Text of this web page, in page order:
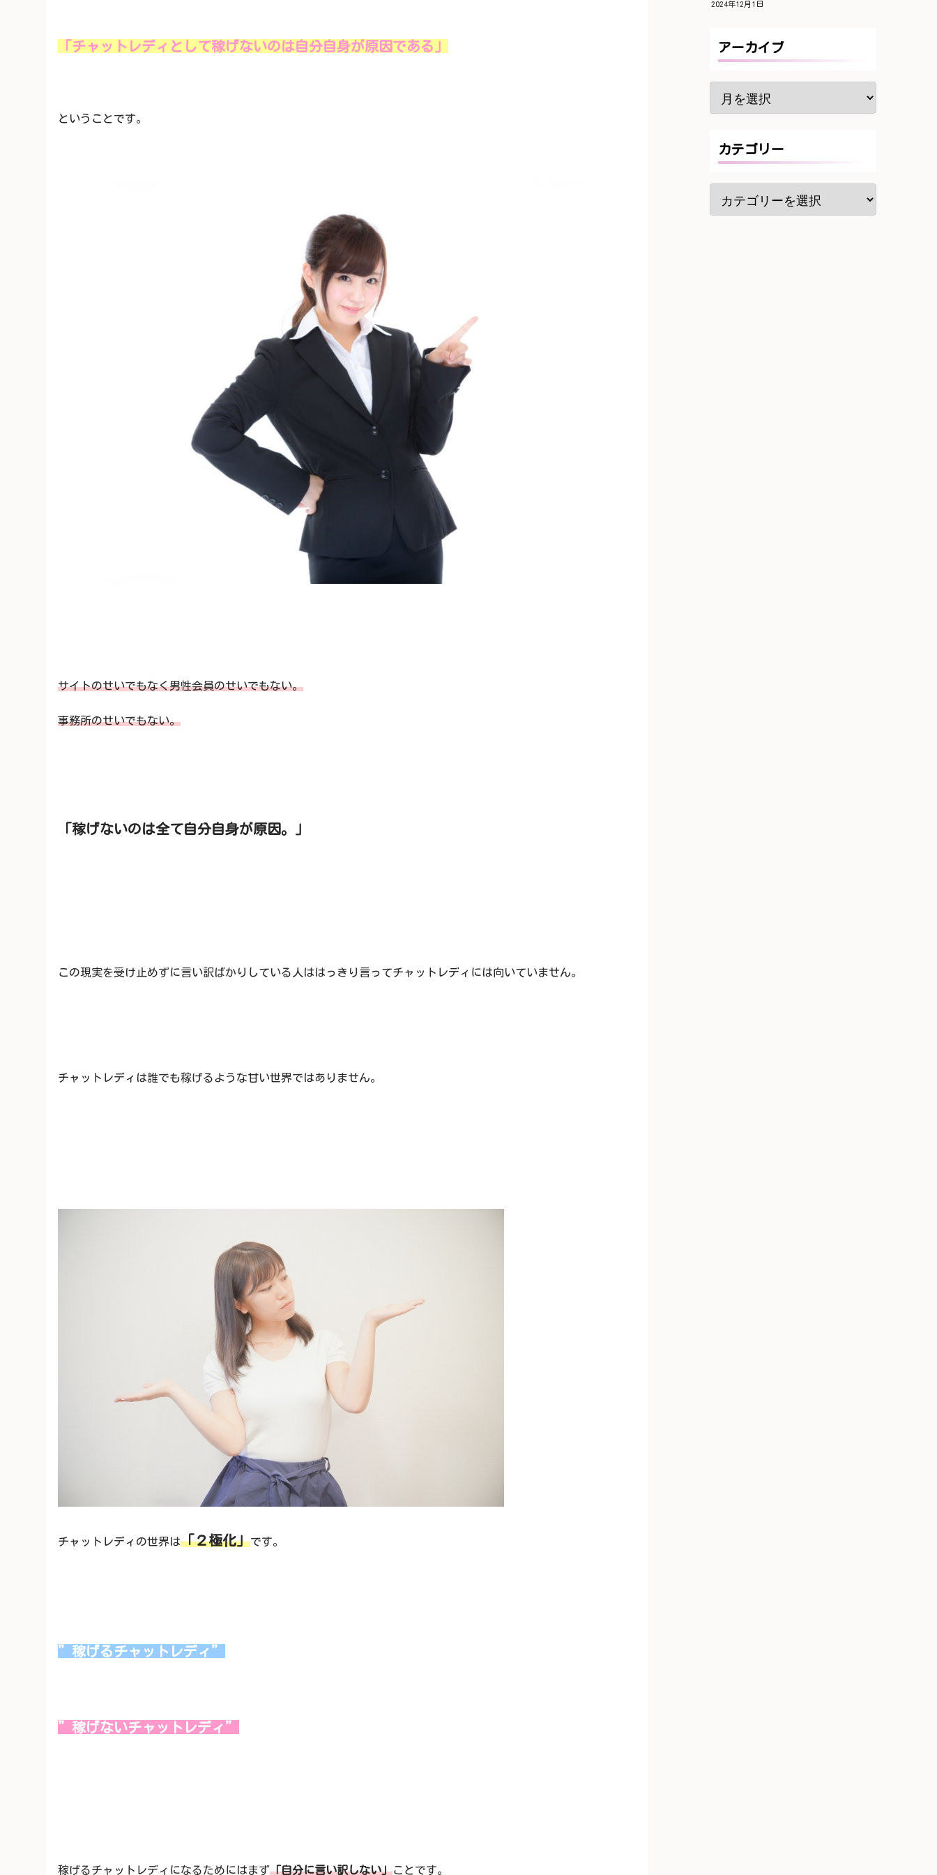
「チャットレディとして稼げないのは自分自身が原因である」
ということです。
サイトのせいでもなく男性会員のせいでもない。
事務所のせいでもない。
「稼げないのは全て自分自身が原因。」
この現実を受け止めずに言い訳ばかりしている人ははっきり言ってチャットレディには向いていません。
チャットレディは誰でも稼げるような甘い世界ではありません。
チャットレディの世界は「２極化」です。
”稼げるチャットレディ”
”稼げないチャットレディ”
稼げるチャットレディになるためにはまず「自分に言い訳しない」ことです。
2024年12月1日
アーカイブ
カテゴリー